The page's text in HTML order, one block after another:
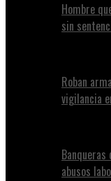
Hombre
sin
Roban
vigilancia
abusos